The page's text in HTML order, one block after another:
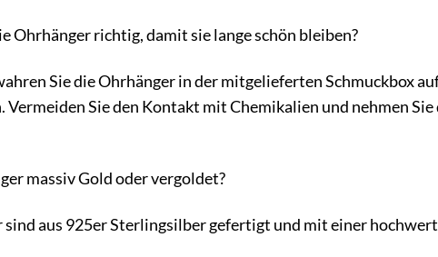
Ohrhänger richtig, damit sie lange schön bleiben?
Sie die Ohrhänger in der mitgelieferten Schmuckbox
Vermeiden Sie den Kontakt mit Chemikalien und nehmen
massiv Gold oder vergoldet?
sind aus 925er Sterlingsilber gefertigt und mit einer